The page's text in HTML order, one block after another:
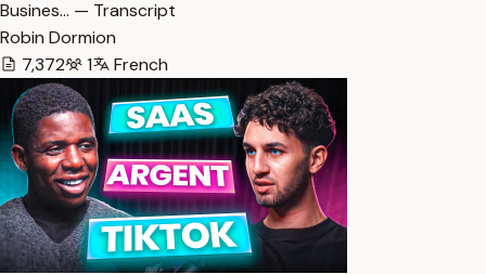
Busines… — Transcript
Robin Dormion
7,372
1 French